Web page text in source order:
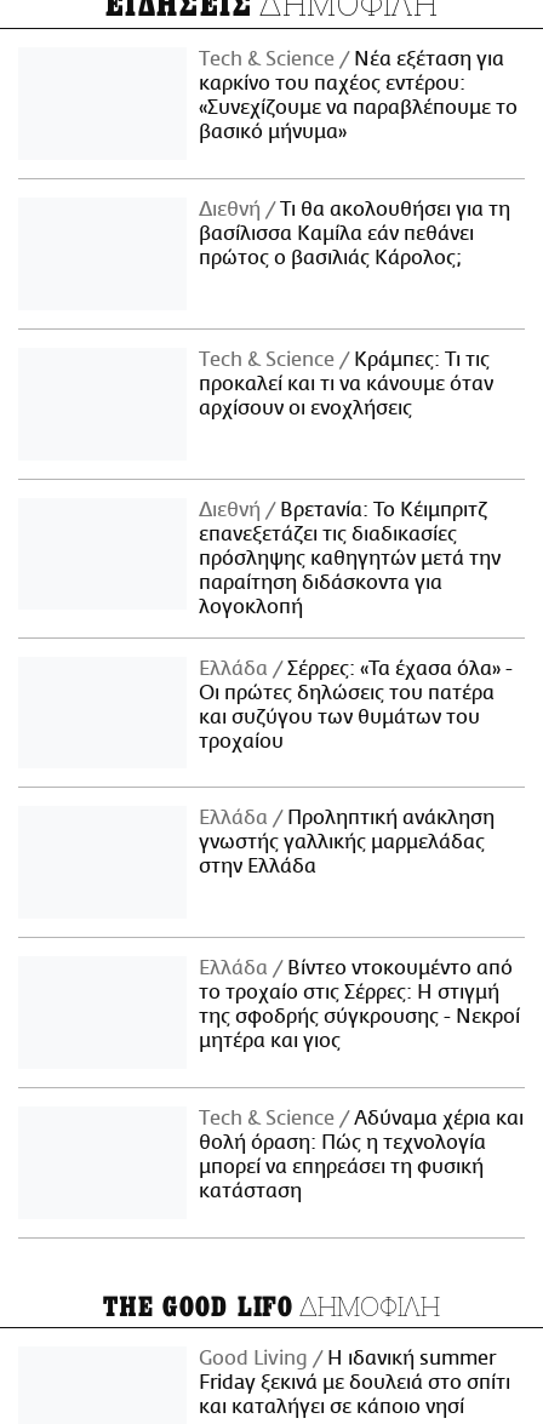
Τech & Science
Νέα εξέταση για
καρκίνο του παχέος εντέρου:
«Συνεχίζουμε να παραβλέπουμε το
βασικό μήνυμα»
Διεθνή
Τι θα ακολουθήσει για τη
βασίλισσα Καμίλα εάν πεθάνει
πρώτος ο βασιλιάς Κάρολος;
Τech & Science
Κράμπες: Τι τις
προκαλεί και τι να κάνουμε όταν
αρχίσουν οι ενοχλήσεις
Διεθνή
Βρετανία: Το Κέιμπριτζ
επανεξετάζει τις διαδικασίες
πρόσληψης καθηγητών μετά την
παραίτηση διδάσκοντα για
λογοκλοπή
Ελλάδα
Σέρρες: «Τα έχασα όλα» -
Οι πρώτες δηλώσεις του πατέρα
και συζύγου των θυμάτων του
τροχαίου
Ελλάδα
Προληπτική ανάκληση
γνωστής γαλλικής μαρμελάδας
στην Ελλάδα
Ελλάδα
Βίντεο ντοκουμέντο από
το τροχαίο στις Σέρρες: Η στιγμή
της σφοδρής σύγκρουσης - Νεκροί
μητέρα και γιος
Τech & Science
Αδύναμα χέρια και
θολή όραση: Πώς η τεχνολογία
μπορεί να επηρεάσει τη φυσική
κατάσταση
THE GOOD LIFO ΔΗΜΟΦΙΛΗ
Good Living
Η ιδανική summer
Friday ξεκινά με δουλειά στο σπίτι
και καταλήγει σε κάποιο νησί